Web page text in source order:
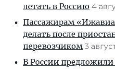
летать в Россию 4
Пассажирам
делать после
перевозчиком 3
В России